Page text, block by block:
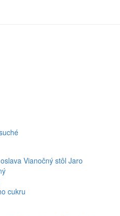
Vianočný stôl Jaro
cukru